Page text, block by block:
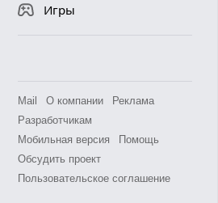
Игры
Mail О компании
Реклама
Разработчикам
Мобильная версия
Помощь
Обсудить проект
Пользовательское соглашение